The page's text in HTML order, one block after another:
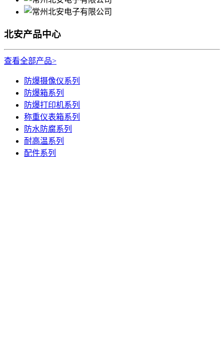
北安产品中心
查看全部产品>
防爆摄像仪系列
防爆箱系列
防爆打印机系列
称重仪表箱系列
防水防腐系列
耐高温系列
配件系列